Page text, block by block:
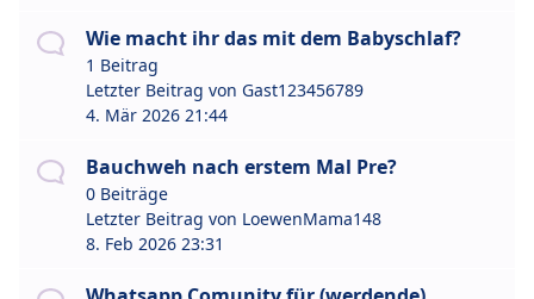
Wie macht ihr das mit dem Babyschlaf?
1 Beitrag
Letzter Beitrag von Gast123456789
4. Mär 2026 21:44
Bauchweh nach erstem Mal Pre?
0 Beiträge
Letzter Beitrag von LoewenMama148
8. Feb 2026 23:31